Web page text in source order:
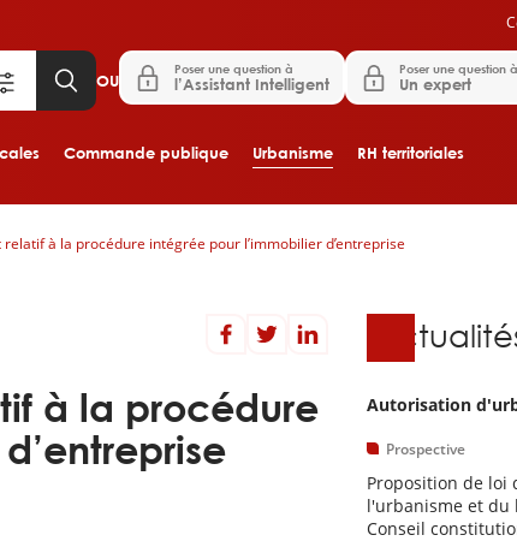
Aller au contenu principal
Commande publique Urbanisme RH territoriales
OU
Poser une question à
l’Assistant Intelligent
Poser une question à
Un expert
à la procédure intégrée pour l’immobilier d’entreprise
à la procédure
Autorisation
Prospective
Proposition de
l'urbanisme et du
Conseil